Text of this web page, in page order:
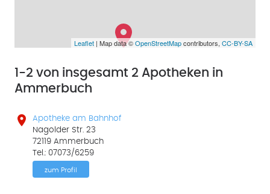
Leaflet | Map data ©OpenStreetMapcontributors,CC-BY-SA
1-2 von insgesamt 2 Apotheken in
Ammerbuch

Apotheke am Bahnhof
Nagolder Str. 23
72119 Ammerbuch
Tel.: 07073/6259
zum Profil